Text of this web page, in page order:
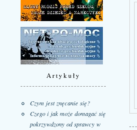
Artykuły
Czym jest znęcanie się?
Czego i jak może domagać się
pokrzywdzony od sprawcy w